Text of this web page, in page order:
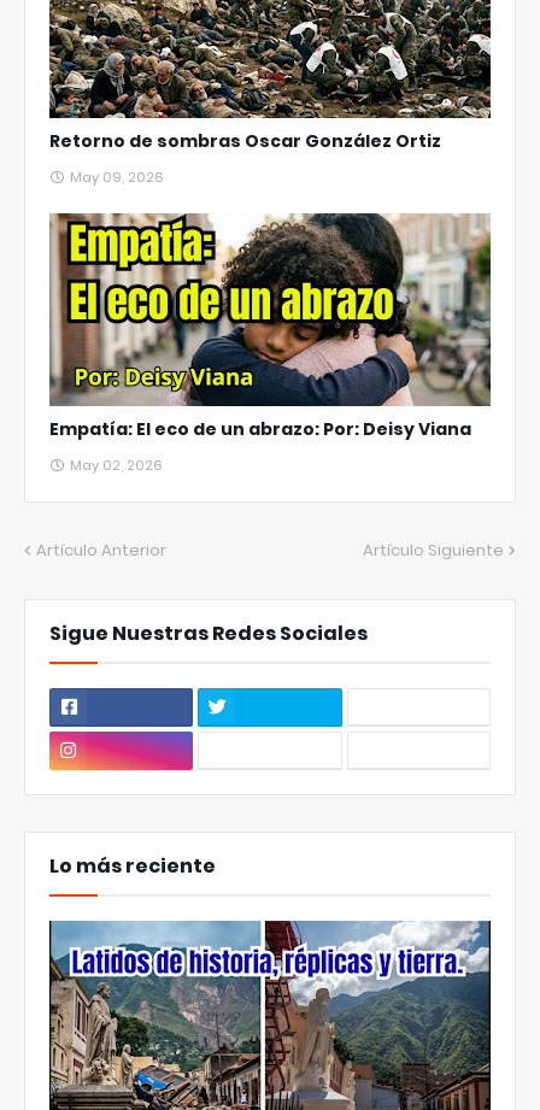
Retorno de sombras Oscar González Ortiz
May 09, 2026
Empatía: El eco de un abrazo: Por: Deisy Viana
May 02, 2026
Artículo Anterior Artículo Siguiente
Sigue Nuestras Redes Sociales
Lo más reciente